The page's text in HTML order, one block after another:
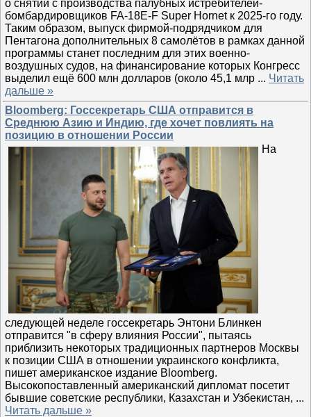
о снятии с производства палубных истребителей-
бомбардировщиков FA-18E-F Super Hornet к 2025-го году.
Таким образом, выпуск фирмой-подрядчиком для
Пентагона дополнительных 8 самолётов в рамках данной
программы станет последним для этих военно-
воздушных судов, на финансирование которых Конгресс
выделил ещё 600 млн долларов (около 45,1 млр ... Читать
дальше »
Bloomberg: Госсекретарь США отправится в
Среднюю Азию и Индию, где хочет повлиять на
позицию в отношении России
На
следующей неделе госсекретарь Энтони Блинкен
отправится "в сферу влияния России", пытаясь
приблизить некоторых традиционных партнеров Москвы
к позиции США в отношении украинского конфликта,
пишет американское издание Bloomberg.
Высокопоставленный американский дипломат посетит
бывшие советские республики, Казахстан и Узбекистан, ...
Читать дальше »